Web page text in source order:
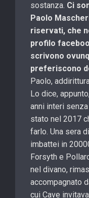
sostanza. Ci
Paolo
riservati, che
profilo
scrivono
preferiscono
Paolo,
Lo dice,
anni interi
stato nel 2017
farlo. Una sera
imbattei in
Forsyth e
nel divano,
accompagnato
cui Cave